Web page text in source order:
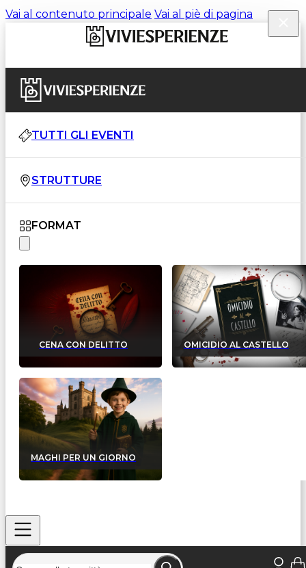
Vai al contenuto principale Vai al piè di pagina
TUTTI GLI EVENTI
STRUTTURE
FORMAT
CENA CON DELITTO OMICIDIO AL CASTELLO
MAGHI PER UN GIORNO